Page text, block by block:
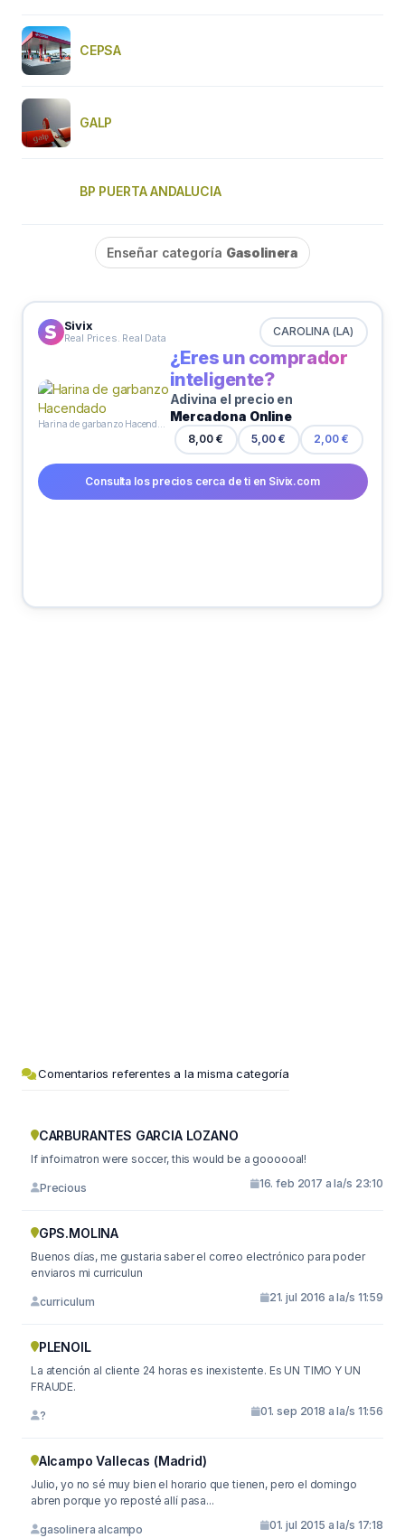
CEPSA
GALP
BP PUERTA ANDALUCIA
Enseñar categoría Gasolinera
Sivix
Real Prices. Real Data CAROLINA (LA)
¿Eres un comprador
inteligente?
Adivina el precio en
Mercadona Online
8,00 € 5,00 € 2,00 €
Consulta los precios cerca de ti en Sivix.com
Comentarios referentes a la misma categoría
CARBURANTES GARCIA LOZANO
If infoimatron were soccer, this would be a goooooal!
Precious 16. feb 2017 a la/s 23:10
GPS.MOLINA
Buenos días, me gustaria saber el correo electrónico para poder
enviaros mi curriculun
curriculum 21. jul 2016 a la/s 11:59
PLENOIL
La atención al cliente 24 horas es inexistente. Es UN TIMO Y UN
FRAUDE.
? 01. sep 2018 a la/s 11:56
Alcampo Vallecas (Madrid)
Julio, yo no sé muy bien el horario que tienen, pero el domingo
abren porque yo reposté allí pasa...
gasolinera alcampo 01. jul 2015 a la/s 17:18